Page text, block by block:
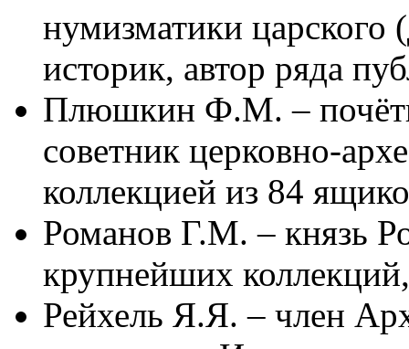
нумизматики царского
историк, автор ряда
Плюшкин Ф.М. –
советник церковно-
коллекцией из 84
Романов Г.М. – князь
крупнейших
Рейхель Я.Я. – член